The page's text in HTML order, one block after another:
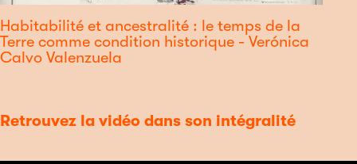
Habitabilité et ancestralité : le temps de la
Terre comme condition historique - Verónica
Calvo Valenzuela
Retrouvez la vidéo dans son intégralité